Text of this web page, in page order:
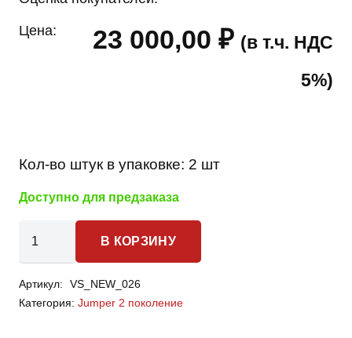
Цена: 23 000,00 ₽ (в т.ч. НДС
5%)
Кол-во штук в упаковке: 2 шт
Доступно для предзаказа
товара
Jumper
2
В КОРЗИНУ
Артикул:
VS_NEW_026
Категория: Jumper 2 поколение